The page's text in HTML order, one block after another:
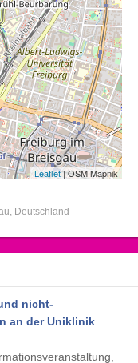
Leaflet| OSM Mapnik
Deutschland
nicht-
an der Uniklinik